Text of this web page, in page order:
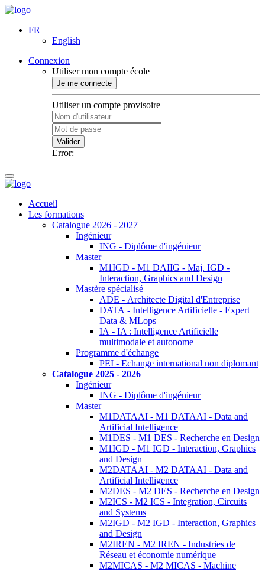
FR
English
Connexion
Utiliser mon compte école
Je me connecte
Utiliser un compte provisoire
Valider
Error:
Accueil
Les formations
Catalogue 2026 - 2027
Ingénieur
ING - Diplôme d'ingénieur
Master
M1IGD - M1 DAIIG - Maj. IGD -
Interaction, Graphics and Design
Mastère spécialisé
ADE - Architecte Digital d'Entreprise
DATA - Intelligence Artificielle - Expert
Data & MLops
IA - IA : Intelligence Artificielle
multimodale et autonome
Programme d'échange
PEI - Echange international non diplomant
Catalogue 2025 - 2026
Ingénieur
ING - Diplôme d'ingénieur
Master
M1DATAAI - M1 DATAAI - Data and
Artificial Intelligence
M1DES - M1 DES - Recherche en Design
M1IGD - M1 IGD - Interaction, Graphics
and Design
M2DATAAI - M2 DATAAI - Data and
Artificial Intelligence
M2DES - M2 DES - Recherche en Design
M2ICS - M2 ICS - Integration, Circuits
and Systems
M2IGD - M2 IGD - Interaction, Graphics
and Design
M2IREN - M2 IREN - Industries de
Réseau et économie numérique
M2MICAS - M2 MICAS - Machine